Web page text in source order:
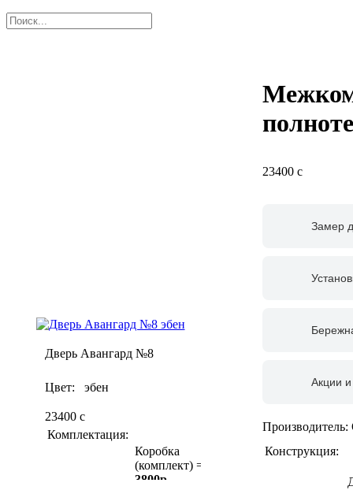
Дверь Авангард №8
Цвет: эбен
23400 c
Комплектация:
Коробка
(комплект) =
3800р
23400 c
Замер
Акции и
Производитель:
Конструкция: